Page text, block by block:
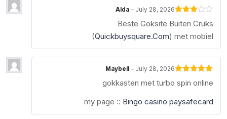
3out
of 5
Alda– July 28, 2026
Beste Goksite Buiten Cruks
(Quickbuysquare.Com) met mobiel
of 5
Maybell– July 28, 2026
gokkasten met turbo spin online
my page :: Bingo casino paysafecard